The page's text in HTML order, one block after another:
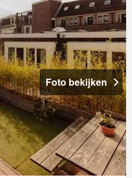
Foto bekijken